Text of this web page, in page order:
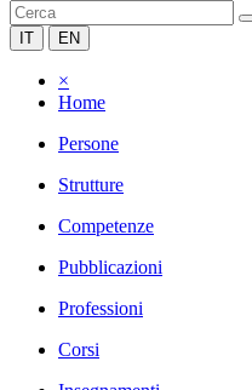
IT EN
×
Home
Persone
Strutture
Competenze
Pubblicazioni
Professioni
Corsi